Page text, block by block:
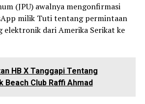
(JPU) awalnya mengonfirmasi
milik Tuti tentang permintaan
elektronik dari Amerika Serikat ke
HB X Tanggapi Tentang
Beach Club Raffi Ahmad